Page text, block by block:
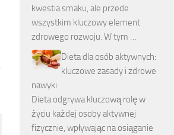
kwestia smaku, ale przede
wszystkim kluczowy element
zdrowego rozwoju. W tym …
Dieta dla osób aktywnych:
kluczowe zasady i zdrowe
nawyki
Dieta odgrywa kluczową rolę w
życiu każdej osoby aktywnej
fizycznie, wpływając na osiąganie